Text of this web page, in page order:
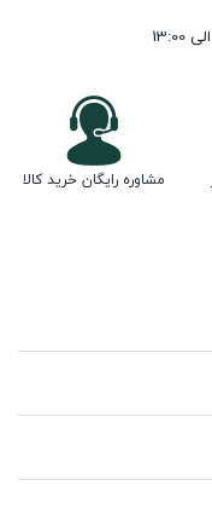
مشاوره رایگان خرید کالا